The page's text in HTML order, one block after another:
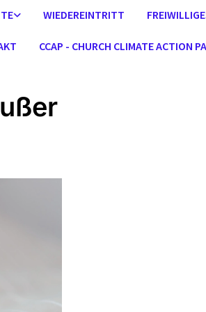
WIEDEREINTRITT
CCAP - CHURCH CLIMATE ACTION